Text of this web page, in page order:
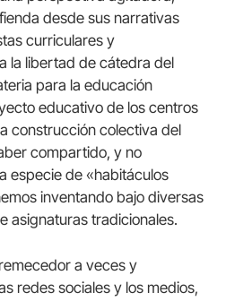
desde sus narrativas
curriculares y
la libertad de cátedra del
para la educación
educativo de los centros
construcción colectiva del
compartido, y no
especie de «habitáculos
inventando bajo diversas
asignaturas tradicionales.
a veces y
redes sociales y los medios,